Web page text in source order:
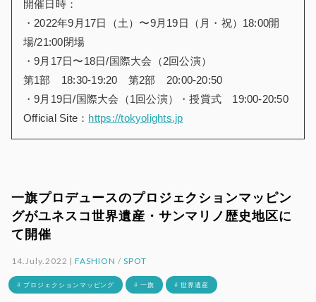
開催日時：
・2022年9月17日（土）〜9月19日（月・祝）18:00開
場/21:00閉場
・9月17日〜18日/国際大会（2回公演）
第1部 18:30-19:20 第2部 20:00-20:50
・9月19日/国際大会（1回公演）・授賞式 19:00-20:50
Official Site： https://tokyolights.jp
一旗プロデュースのプロジェクションマッピン
グがユネスコ世界遺産・サンマリノ歴史地区に
て開催
14.July.2022 |FASHION /SPOT
# プロジェクションマッピング # 一旗 # 世界遺産